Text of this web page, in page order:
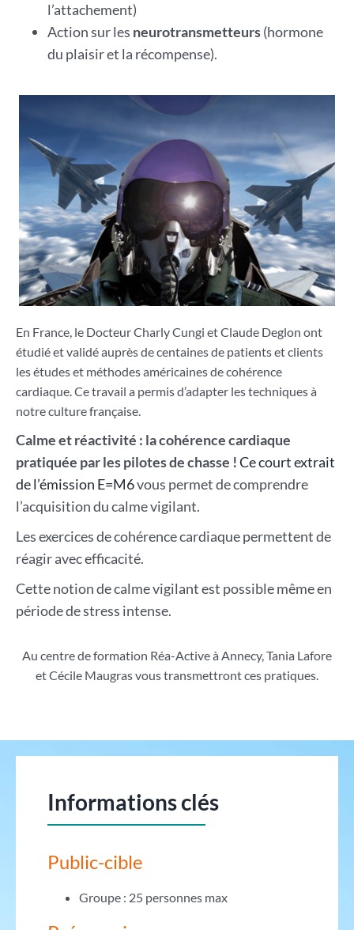
l’attachement)
Action sur les neurotransmetteurs(hormone
du plaisir et la récompense).
En France, le Docteur Charly Cungi et Claude Deglon ont
étudié et validé auprès de centaines de patients et clients
les études et méthodes américaines de cohérence
cardiaque. Ce travail a permis d’adapter les techniques à
notre culture française.
Calme et réactivité : la cohérence cardiaque
pratiquée par les pilotes de chasse !Ce court extrait
de l’émission E=M6vous permet de comprendre
l’acquisition du calme vigilant.
Les exercices de cohérence cardiaque permettent de
réagir avec efficacité.
Cette notion de calme vigilant est possible même en
période de stress intense.
Au centre de formation Réa-Active à Annecy, Tania Lafore
et Cécile Maugras vous transmettront ces pratiques.
Informations clés
Public-cible
Groupe : 25 personnes max